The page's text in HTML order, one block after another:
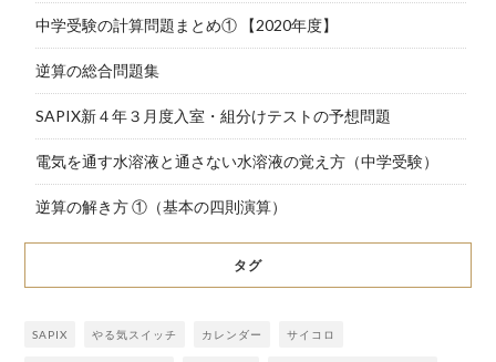
中学受験の計算問題まとめ① 【2020年度】
逆算の総合問題集
SAPIX新４年３月度入室・組分けテストの予想問題
電気を通す水溶液と通さない水溶液の覚え方（中学受験）
逆算の解き方 ①（基本の四則演算）
タグ
SAPIX やる気スイッチ カレンダー サイコロ